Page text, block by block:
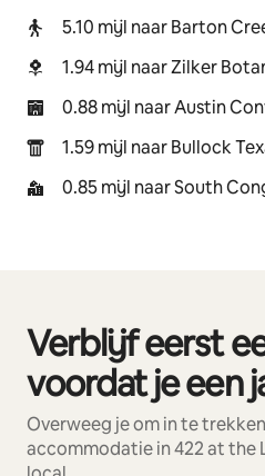
5.10 mijl naar Barton
1.94 mijl naar Zilker
0.88 mijl naar Austin
1.59 mijl naar Bullock
0.85 mijl naar South
Verblijf eerst
voordat je een
Overweeg je om in te
accommodatie in 422 at the
0 van 0 items weergegeven